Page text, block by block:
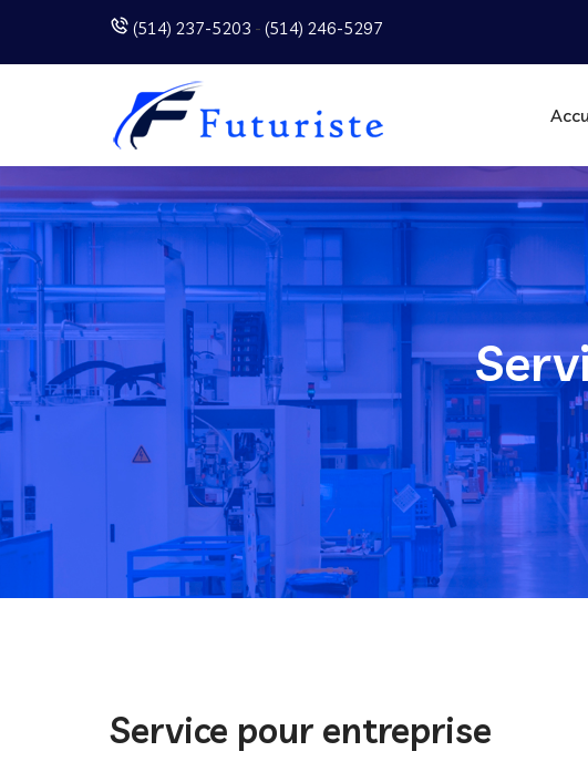
(514) 237-5203 - (514) 246-5297
Service pour entreprise